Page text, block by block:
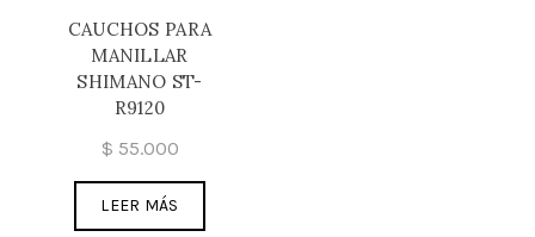
CAUCHOS PARA
MANILLAR
SHIMANO ST-
R9120
$ 55.000
LEER MÁS